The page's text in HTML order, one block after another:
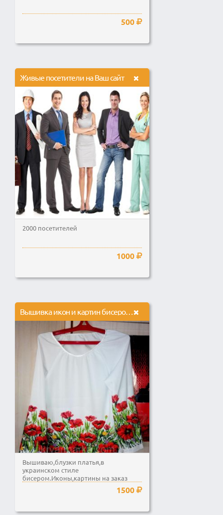
500
Живые посетители на Ваш сайт
2000 посетителей
1000
Вышивка икон и картин бисером,вышитые блузы
Вышиваю,блузки платья,в
украинском стиле
бисером.Иконы,картины на заказ
1500